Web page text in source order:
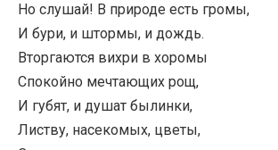
Но слушай! В природе есть громы,
И бури, и штормы, и дождь.
Вторгаются вихри в хоромы
Спокойно мечтающих рощ,
И губят, и душат былинки,
Листву, насекомых, цветы,